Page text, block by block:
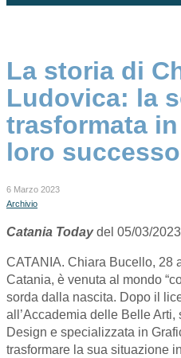
La storia di
Ludovica: la
trasformata
loro
6 Marzo 2023
Archivio
Catania Todaydel 05/03/2023
CATANIA. Chiara Bucello, 28
Catania, è venuta al mondo
sorda dalla nascita. Dopo il
all’Accademia delle Belle
Design e specializzata in
trasformare la sua situazione